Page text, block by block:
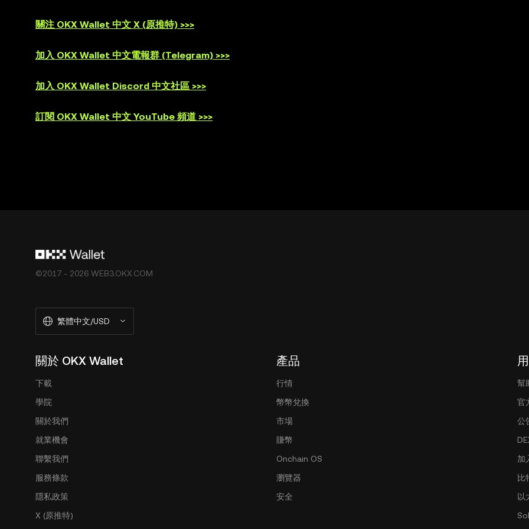
關注 OKX Wallet 中文 X (原推特) >>>
加入 OKX Wallet 中文電報群 (Telegram) >>>
加入 OKX Wallet Discord 中文社區 >>>
訂閱 OKX Wallet 中文 YouTube 頻道 >>>
©2017 - 2026 WEB3.OKX.COM
繁體中文/USD
關於 OKX Wallet
下載
學院
關於我們
就業機會
聯繫我們
服務條款
隱私政策
X (原推特)
產品
行情
幣幣兌換
市場
賺幣
Onchain OS
瀏覽器
安全
幫
官
公
加
比
以